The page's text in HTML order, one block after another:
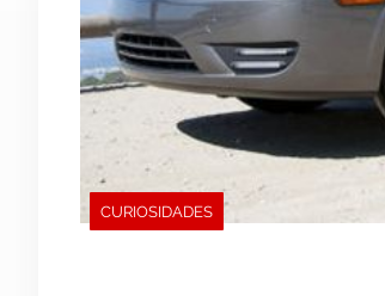
CURIOSIDADES